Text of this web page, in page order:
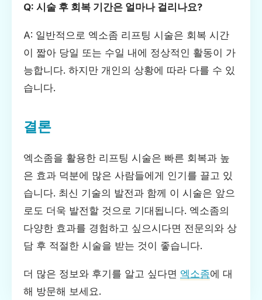
Q: 시술 후 회복 기간은 얼마나 걸리나요?
A: 일반적으로 엑소좀 리프팅 시술은 회복 시간
이 짧아 당일 또는 수일 내에 정상적인 활동이 가
능합니다. 하지만 개인의 상황에 따라 다를 수 있
습니다.
결론
엑소좀을 활용한 리프팅 시술은 빠른 회복과 높
은 효과 덕분에 많은 사람들에게 인기를 끌고 있
습니다. 최신 기술의 발전과 함께 이 시술은 앞으
로도 더욱 발전할 것으로 기대됩니다. 엑소좀의
다양한 효과를 경험하고 싶으시다면 전문의와 상
담 후 적절한 시술을 받는 것이 좋습니다.
더 많은 정보와 후기를 알고 싶다면 엑소좀에 대
해 방문해 보세요.